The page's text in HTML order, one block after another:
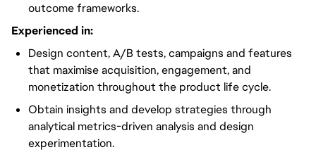
outcome frameworks.
Experienced in:
Design content, A/B tests, campaigns and features
that maximise acquisition, engagement, and
monetization throughout the product life cycle.
Obtain insights and develop strategies through
analytical metrics-driven analysis and design
experimentation.